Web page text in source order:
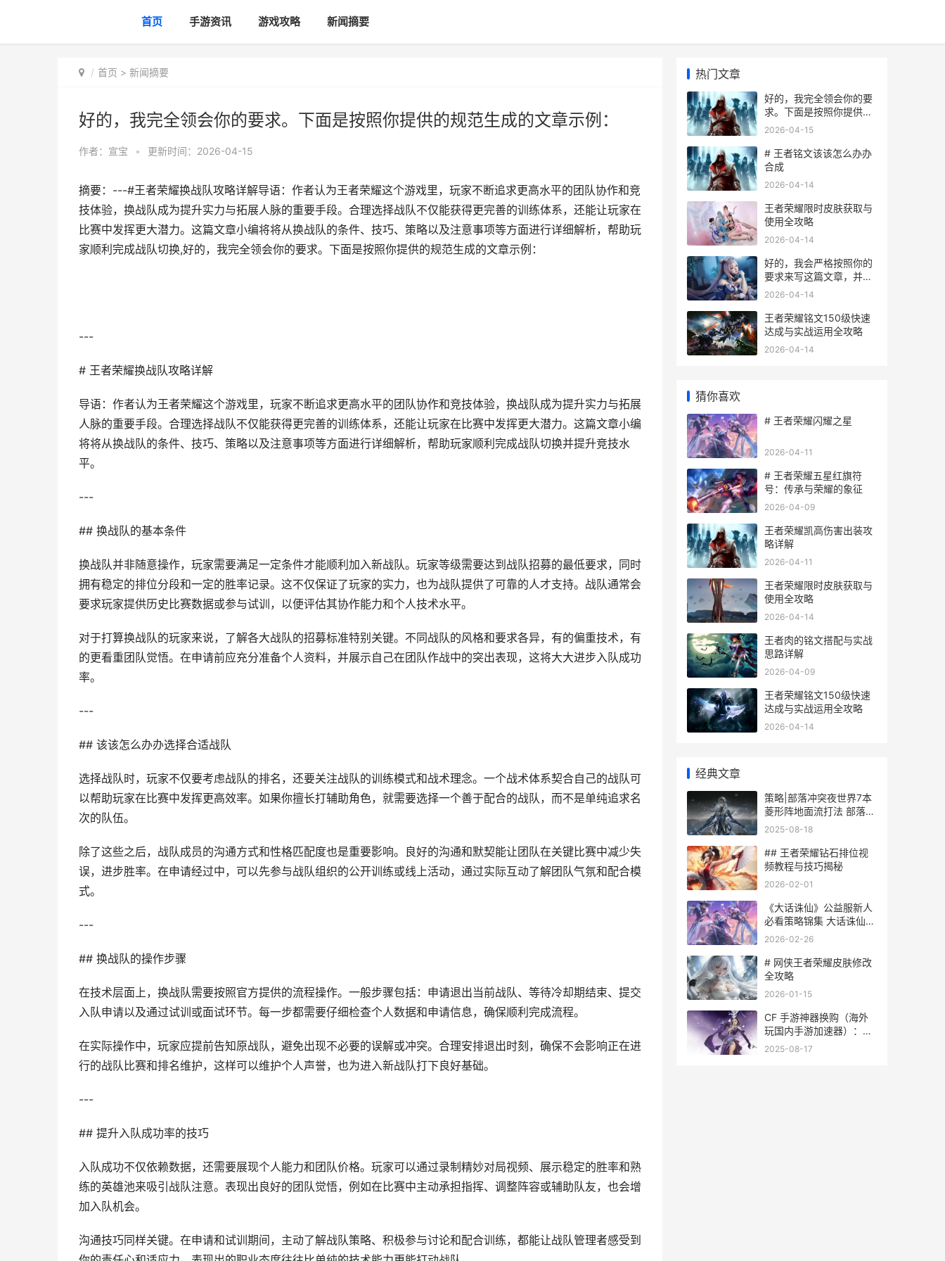
首页 手游资讯 游戏攻略 新闻摘要
首页 > 新闻摘要
好的，我完全领会你的要求。下面是按照你提供的规范生成的文章示例：
作者： 宣宝 • 更新时间：2026-04-15
摘要：---#王者荣耀换战队攻略详解导语：作者认为王者荣耀这个游戏里，玩家不断追求更高水平的团队协作和竞
技体验，换战队成为提升实力与拓展人脉的重要手段。合理选择战队不仅能获得更完善的训练体系，还能让玩家在
比赛中发挥更大潜力。这篇文章小编将将从换战队的条件、技巧、策略以及注意事项等方面进行详细解析，帮助玩
家顺利完成战队切换,好的，我完全领会你的要求。下面是按照你提供的规范生成的文章示例：
---
# 王者荣耀换战队攻略详解
导语：作者认为王者荣耀这个游戏里，玩家不断追求更高水平的团队协作和竞技体验，换战队成为提升实力与拓展
人脉的重要手段。合理选择战队不仅能获得更完善的训练体系，还能让玩家在比赛中发挥更大潜力。这篇文章小编
将将从换战队的条件、技巧、策略以及注意事项等方面进行详细解析，帮助玩家顺利完成战队切换并提升竞技水
平。
---
## 换战队的基本条件
换战队并非随意操作，玩家需要满足一定条件才能顺利加入新战队。玩家等级需要达到战队招募的最低要求，同时
拥有稳定的排位分段和一定的胜率记录。这不仅保证了玩家的实力，也为战队提供了可靠的人才支持。战队通常会
要求玩家提供历史比赛数据或参与试训，以便评估其协作能力和个人技术水平。
对于打算换战队的玩家来说，了解各大战队的招募标准特别关键。不同战队的风格和要求各异，有的偏重技术，有
的更看重团队觉悟。在申请前应充分准备个人资料，并展示自己在团队作战中的突出表现，这将大大进步入队成功
率。
---
## 该该怎么办办选择合适战队
选择战队时，玩家不仅要考虑战队的排名，还要关注战队的训练模式和战术理念。一个战术体系契合自己的战队可
以帮助玩家在比赛中发挥更高效率。如果你擅长打辅助角色，就需要选择一个善于配合的战队，而不是单纯追求名
次的队伍。
除了这些之后，战队成员的沟通方式和性格匹配度也是重要影响。良好的沟通和默契能让团队在关键比赛中减少失
误，进步胜率。在申请经过中，可以先参与战队组织的公开训练或线上活动，通过实际互动了解团队气氛和配合模
式。
---
## 换战队的操作步骤
在技术层面上，换战队需要按照官方提供的流程操作。一般步骤包括：申请退出当前战队、等待冷却期结束、提交
入队申请以及通过试训或面试环节。每一步都需要仔细检查个人数据和申请信息，确保顺利完成流程。
在实际操作中，玩家应提前告知原战队，避免出现不必要的误解或冲突。合理安排退出时刻，确保不会影响正在进
行的战队比赛和排名维护，这样可以维护个人声誉，也为进入新战队打下良好基础。
---
## 提升入队成功率的技巧
入队成功不仅依赖数据，还需要展现个人能力和团队价格。玩家可以通过录制精妙对局视频、展示稳定的胜率和熟
练的英雄池来吸引战队注意。表现出良好的团队觉悟，例如在比赛中主动承担指挥、调整阵容或辅助队友，也会增
加入队机会。
沟通技巧同样关键。在申请和试训期间，主动了解战队策略、积极参与讨论和配合训练，都能让战队管理者感受到
热门文章
好的，我完全领会你的要
求。下面是按照你提供的
规范生成的文章示例：
2026-04-15
# 王者铭文该该怎么办办
合成
2026-04-14
王者荣耀限时皮肤获取与
使用全攻略
2026-04-14
好的，我会严格按照你的
要求来写这篇文章，并注
意避免你列出的敏感关键
例：
2026-04-14
王者荣耀铭文150级快速
达成与实战运用全攻略
2026-04-14
猜你喜欢
# 王者荣耀闪耀之星
2026-04-11
# 王者荣耀五星红旗符
号：传承与荣耀的象征
2026-04-09
王者荣耀凯高伤害出装攻
略详解
2026-04-11
王者荣耀限时皮肤获取与
使用全攻略
2026-04-14
王者肉的铭文搭配与实战
思路详解
2026-04-09
王者荣耀铭文150级快速
达成与实战运用全攻略
2026-04-14
经典文章
策略|部落冲突夜世界7本
菱形阵地面流打法 部落冲
突策略软件
2025-08-18
## 王者荣耀钻石排位视
频教程与技巧揭秘
2026-02-01
《大话诛仙》公益服新人
必看策略锦集 大话诛仙剑
仙
2026-02-26
# 网侠王者荣耀皮肤修改
全攻略
2026-01-15
CF 手游神器换购（海外
玩国内手游加速器）：洞
察与行动-天宏手游网
2025-08-17